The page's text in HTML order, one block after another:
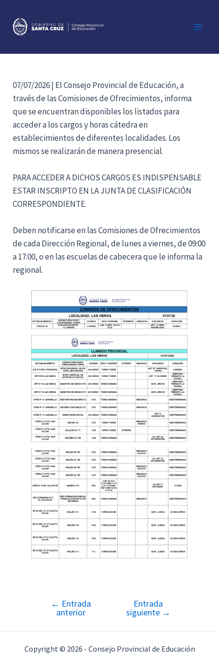
contenido
07/07/2026 | El Consejo Provincial de Educación, a
través de las Comisiones de Ofrecimientos, informa
que se encuentran disponibles los listados para
acceder a los cargos y horas cátedra en
establecimientos de diferentes localidades. Los
mismos se realizarán de manera presencial.
PARA ACCEDER A DICHOS CARGOS ES INDISPENSABLE
ESTAR INSCRIPTO EN LA JUNTA DE CLASIFICACIÓN
CORRESPONDIENTE.
Deben notificarse en las Comisiones de Ofrecimientos
de cada Dirección Regional, de lunes a viernes, de 09:00
a 17:00, o en las escuelas de cabecera que le informa la
regional.
Navegación
entradas
← Entrada
anterior
Entrada
siguiente →
Copyright © 2026 - Consejo Provincial de Educación